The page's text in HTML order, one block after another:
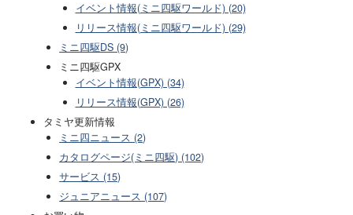
イベント情報(ミニ四駆ワールド) (20)
リリース情報(ミニ四駆ワールド) (29)
ミニ四駆DS (9)
ミニ四駆GPX
イベント情報(GPX) (34)
リリース情報(GPX) (26)
タミヤ更新情報
ミニ四ニュース (2)
カタログページ(ミニ四駆) (102)
サービス (15)
ジュニアニュース (107)